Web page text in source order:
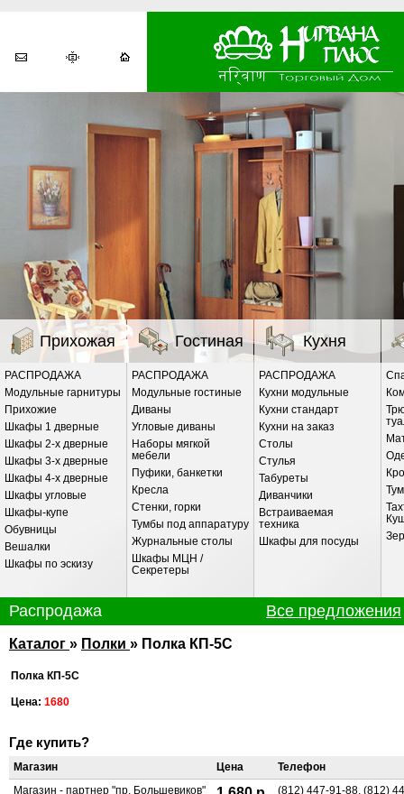
Прихожая Гостиная Кухня
РАСПРОДАЖА
Модульные гарнитуры
Прихожие
Шкафы 1 дверные
Шкафы 2-х дверные
Шкафы 3-х дверные
Шкафы 4-х дверные
Шкафы угловые
Шкафы-купе
Обувницы
Вешалки
Шкафы по эскизу
РАСПРОДАЖА
Модульные гостиные
Диваны
Угловые диваны
Наборы мягкой
мебели
Пуфики, банкетки
Кресла
Стенки, горки
Тумбы под аппаратуру
Журнальные столы
Шкафы МЦН /
Секретеры
РАСПРОДАЖА
Кухни модульные
Кухни стандарт
Кухни на заказ
Столы
Стулья
Табуреты
Диванчики
Встраиваемая
техника
Шкафы для посуды
Распродажа Все предложения
РАСПРОДАЖА
Каталог » Полки » Полка КП-5С
Полка КП-5С
Цена: 1680
Где купить?
Магазин Цена
Телефон
Магазин - партнер "пр. Большевиков"
(812) 447-91-88, (812)